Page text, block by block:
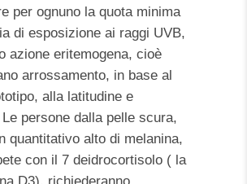
per ognuno la quota minima
di esposizione ai raggi UVB,
azione eritemogena, cioè
arrossamento, in base al
alla latitudine e
persone dalla pelle scura,
quantitativo alto di melanina,
con il 7 deidrocortisolo ( la